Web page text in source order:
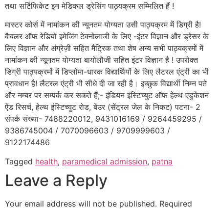
तथा सर्टिफिकेट इन मेडिकल ड्रेसिंग पाठ्यक्रम सम्मिलित हैं !
मास्टर कोर्स में नामांकन की न्यूनतम योग्यता उसी पाठ्यक्रम में डिग्री है!
बैचलर ऑफ रेडियो इमेजिंग टेक्नोलाजी के लिए -इंटर विज्ञान और ड्रेसर के
लिए विज्ञान और अंग्रेज़ी सहित मैट्रिक तथा शेष अन्य सभी पाठ्यक्रमों में
नामांकन की न्यूनतम योग्यता बायोलौजी सहित इंटर विज्ञान है ! उपरोक्त
डिग्री पाठ्यक्रमों में डिप्लोमा-धारक विद्यार्थियों के लिए लैटरल एंट्री का भी
प्रावधान है! लैटरल एंट्री भी सीधे दी जा रही है। इच्छुक विद्यार्थी निम्न पते
और नम्बर पर सम्पर्क कर सकते हैं;- इंडियन इंस्टिच्युट ऑफ हेल्थ एडुकेशन
ऐंड रिसर्च, हेल्थ इंस्टिच्युट रोड, बेउर (सेंट्रल जेल के निकट) पटना- 2
संपर्क संख्या- 7488220012, 9431016169 / 9264459295 /
9386745004 / 7070096603 / 9709999603 /
9122174486
Tagged health, paramedical admission, patna
Leave a Reply
Your email address will not be published. Required